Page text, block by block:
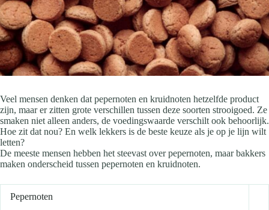
Veel mensen denken dat pepernoten en kruidnoten hetzelfde product
zijn, maar er zitten grote verschillen tussen deze soorten strooigoed. Ze
smaken niet alleen anders, de voedingswaarde verschilt ook behoorlijk.
Hoe zit dat nou? En welk lekkers is de beste keuze als je op je lijn wilt
letten?
De meeste mensen hebben het steevast over pepernoten, maar bakkers
maken onderscheid tussen pepernoten en kruidnoten.
Pepernoten